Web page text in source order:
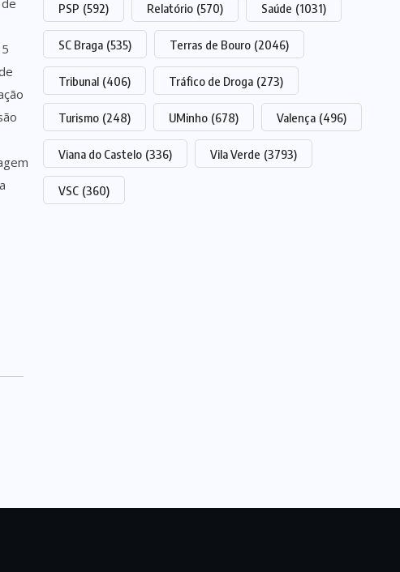
PSP (592) Relatório (570) Saúde (1031)
SC Braga (535) Terras de Bouro (2046)
Tribunal (406) Tráfico de Droga (273)
Turismo (248) UMinho (678) Valença (496)
Viana do Castelo (336) Vila Verde (3793)
VSC (360)